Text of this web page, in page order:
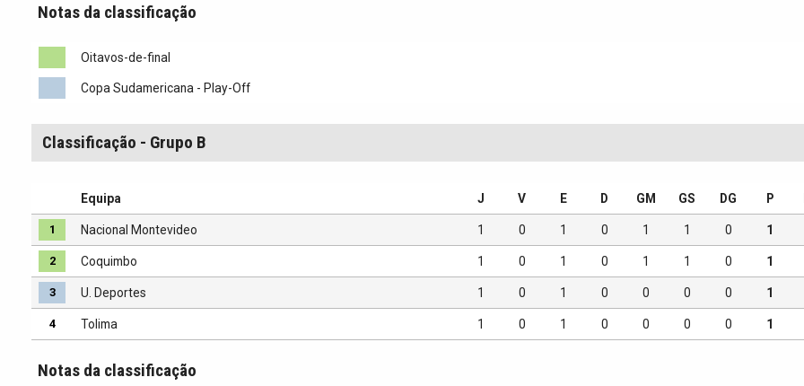
Notas da classificação
Oitavos-de-final
Copa Sudamericana - Play-Off
Classificação - Grupo B
Equipa J V E D GM GS DG P
1 Nacional Montevideo 1 0 1 0 1 1 0 1
2 Coquimbo 1 0 1 0 1 1 0 1
3 U. Deportes 1 0 1 0 0 0 0 1
4 Tolima 1 0 1 0 0 0 0 1
Notas da classificação